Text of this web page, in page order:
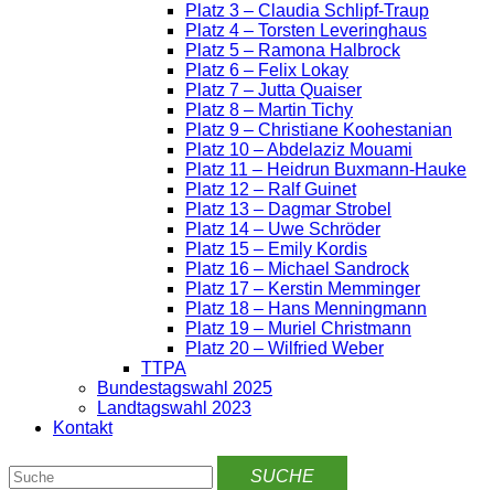
Platz 3 – Claudia Schlipf-Traup
Platz 4 – Torsten Leveringhaus
Platz 5 – Ramona Halbrock
Platz 6 – Felix Lokay
Platz 7 – Jutta Quaiser
Platz 8 – Martin Tichy
Platz 9 – Christiane Koohestanian
Platz 10 – Abdelaziz Mouami
Platz 11 – Heidrun Buxmann-Hauke
Platz 12 – Ralf Guinet
Platz 13 – Dagmar Strobel
Platz 14 – Uwe Schröder
Platz 15 – Emily Kordis
Platz 16 – Michael Sandrock
Platz 17 – Kerstin Memminger
Platz 18 – Hans Menningmann
Platz 19 – Muriel Christmann
Platz 20 – Wilfried Weber
TTPA
Bundestagswahl 2025
Landtagswahl 2023
Kontakt